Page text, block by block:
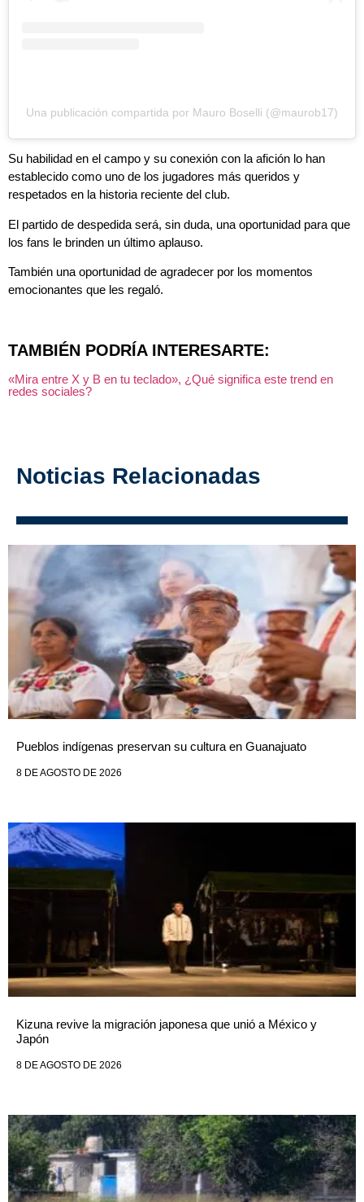
Una publicación compartida por Mauro Boselli (@maurob17)
Su habilidad en el campo y su conexión con la afición lo han
establecido como uno de los jugadores más queridos y
respetados en la historia reciente del club.
El partido de despedida será, sin duda, una oportunidad para que
los fans le brinden un último aplauso.
También una oportunidad de agradecer por los momentos
emocionantes que les regaló.
TAMBIÉN PODRÍA INTERESARTE:
«Mira entre X y B en tu teclado», ¿Qué significa este trend en
redes sociales?
Noticias Relacionadas
Pueblos indígenas preservan su cultura en Guanajuato
8 DE AGOSTO DE 2026
Kizuna revive la migración japonesa que unió a México y
Japón
8 DE AGOSTO DE 2026